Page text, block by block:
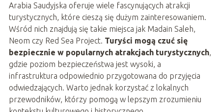
Arabia Saudyjska oferuje wiele fascynujących atrakcji
turystycznych, które cieszą się dużym zainteresowaniem.
Wśród nich znajdują się takie miejsca jak Madain Saleh,
Neom czy Red Sea Project. Turyści mogą czuć się
bezpiecznie w popularnych atrakcjach turystycznych,
gdzie poziom bezpieczeństwa jest wysoki, a
infrastruktura odpowiednio przygotowana do przyjęcia
odwiedzających. Warto jednak korzystać z lokalnych
przewodników, którzy pomogą w lepszym zrozumieniu